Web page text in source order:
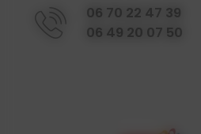
06 70 22 47 39
06 49 20 07 50